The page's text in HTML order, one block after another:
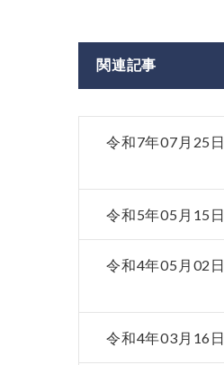
関連記事
令和7年07月25日
令和5年05月15日
令和4年05月02日
令和4年03月16日